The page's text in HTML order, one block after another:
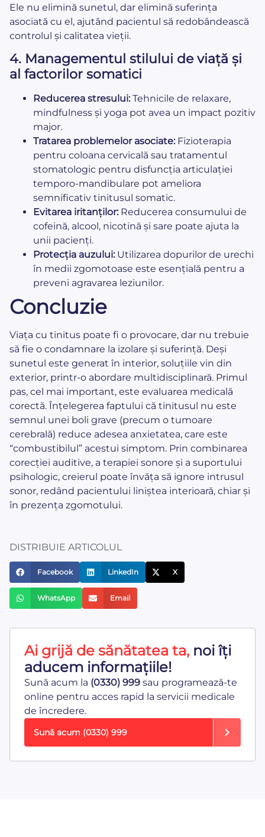
Ele nu elimină sunetul, dar elimină suferința
asociată cu el, ajutând pacientul să redobândească
controlul și calitatea vieții.
4. Managementul stilului de viață și
al factorilor somatici
Reducerea stresului:Tehnicile de relaxare,
mindfulness și yoga pot avea un impact pozitiv
major.
Tratarea problemelor asociate:Fizioterapia
pentru coloana cervicală sau tratamentul
stomatologic pentru disfuncția articulației
temporo-mandibulare pot ameliora
semnificativ tinitusul somatic.
Evitarea iritanților:Reducerea consumului de
cofeină, alcool, nicotină și sare poate ajuta la
unii pacienți.
Protecția auzului:Utilizarea dopurilor de urechi
în medii zgomotoase este esențială pentru a
preveni agravarea leziunilor.
Concluzie
Viața cu tinitus poate fi o provocare, dar nu trebuie
să fie o condamnare la izolare și suferință. Deși
sunetul este generat în interior, soluțiile vin din
exterior, printr-o abordare multidisciplinară. Primul
pas, cel mai important, este evaluarea medicală
corectă. Înțelegerea faptului că tinitusul nu este
semnul unei boli grave (precum o tumoare
cerebrală) reduce adesea anxietatea, care este
“combustibilul” acestui simptom. Prin combinarea
corecției auditive, a terapiei sonore și a suportului
psihologic, creierul poate învăța să ignore intrusul
sonor, redând pacientului liniștea interioară, chiar și
în prezența zgomotului.
DISTRIBUIE ARTICOLUL
Facebook LinkedIn X
WhatsApp Email
Ai grijă de sănătatea ta, noi îți
aducem informațiile!
Sună acum la (0330) 999 sau programează-te
online pentru acces rapid la servicii medicale
de încredere.
Sună acum (0330) 999